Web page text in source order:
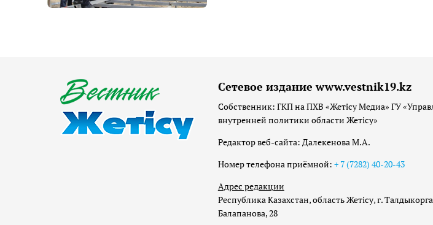
Сетевое издание www.vestnik19.kz
Собственник: ГКП на ПХВ «Жетісу Медиа» ГУ
внутренней политики области Жетісу»
Редактор веб-сайта: Далекенова М.А.
Номер телефона приёмной: + 7 (7282) 40-20-43
Адрес редакции
Республика Казахстан, область Жетісу, г.
Балапанова, 28